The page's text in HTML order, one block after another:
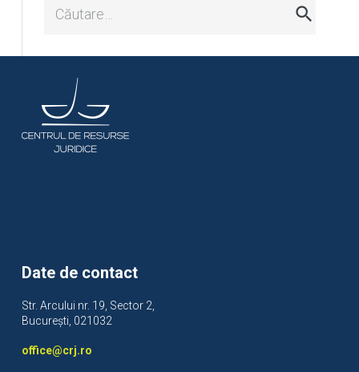
Date de contact
Str. Arcului nr. 19, Sector 2,
București, 021032
office@crj.ro